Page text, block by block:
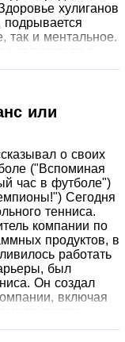
хулиганов
подрывается
так и ментальное.
задуматься о
Если уж
или
о своих
("Вспоминая
час в футболе")
Сегодня
тенниса.
компании по
продуктов, в
работать
был
Он создал
включая